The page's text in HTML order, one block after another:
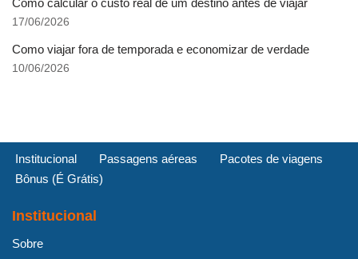
17/06/2026
Como viajar fora de temporada e economizar de verdade
10/06/2026
Institucional Passagens aéreas
Pacotes de viagens
Bônus (É Grátis)
Institucional
Sobre